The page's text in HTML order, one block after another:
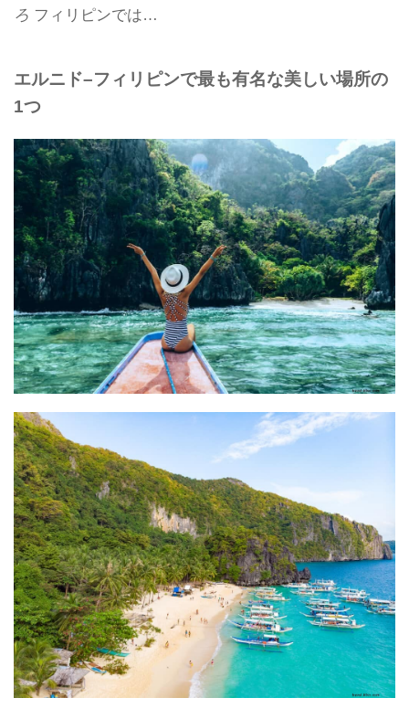
ろ フィリピンでは…
エルニド–フィリピンで最も有名な美しい場所の
1つ